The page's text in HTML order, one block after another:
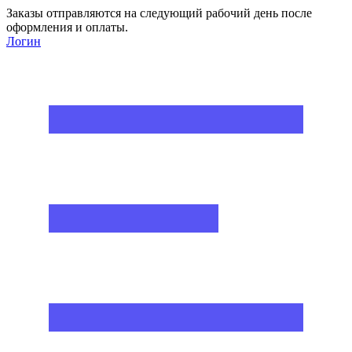
Заказы отправляются на следующий рабочий день после
оформления и оплаты.
Логин